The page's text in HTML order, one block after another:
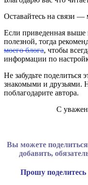
Оставайтесь на связи —
Если приведенная выше
полезной, тогда
моего блога, чтобы
информации по
Не забудьте
знакомыми и друзьями.
поблагодарите автора.
С
Вы можете
добавить,
Прошу